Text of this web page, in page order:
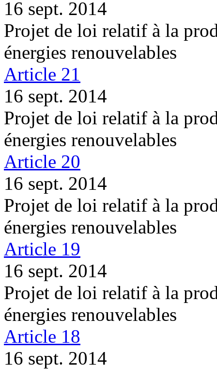
16 sept. 2014
Projet de loi relatif à la
énergies renouvelables
Article 21
16 sept. 2014
Projet de loi relatif à la
énergies renouvelables
Article 20
16 sept. 2014
Projet de loi relatif à la
énergies renouvelables
Article 19
16 sept. 2014
Projet de loi relatif à la
énergies renouvelables
Article 18
16 sept. 2014